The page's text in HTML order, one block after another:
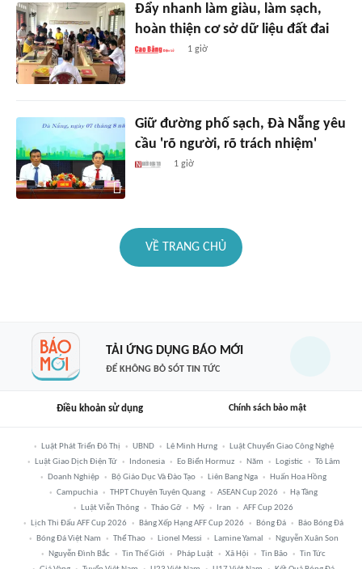
Đẩy nhanh làm giàu, làm sạch,
hoàn thiện cơ sở dữ liệu đất đai
1 giờ
Giữ đường phố sạch, Đà Nẵng yêu
cầu 'rõ người, rõ trách nhiệm'
1 giờ
VỀ TRANG CHỦ
TẢI ỨNG DỤNG BÁO MỚI
ĐỂ KHÔNG BỎ SÓT TIN TỨC
Điều khoản sử dụng Chính sách bảo mật
Luật Phát Triển Đô Thị UBND Lê Minh Hưng
Luật Chuyển Giao Công Nghệ
Luật Giao Dịch Điện Tử
Indonesia Eo Biển Hormuz Năm Logistic
Tô Lâm
Doanh Nghiệp
Bộ Giáo Dục Và Đào Tạo Liên Bang Nga
Huấn Hoa Hồng
Campuchia
THPT Chuyên Tuyên Quang ASEAN Cup 2026
Hạ Tầng
Luật Viễn Thông
Tháo Gỡ Mỹ Iran
AFF Cup 2026
Lịch Thi Đấu AFF Cup 2026
Bảng Xếp Hạng AFF Cup 2026 Bóng Đá
Báo Bóng Đá
Bóng Đá Việt Nam
Thể Thao Lionel Messi Lamine Yamal
Nguyễn Xuân Son
Nguyễn Đình Bắc
Tin Thế Giới Pháp Luật Xã Hội Tin Bão
Tin Tức